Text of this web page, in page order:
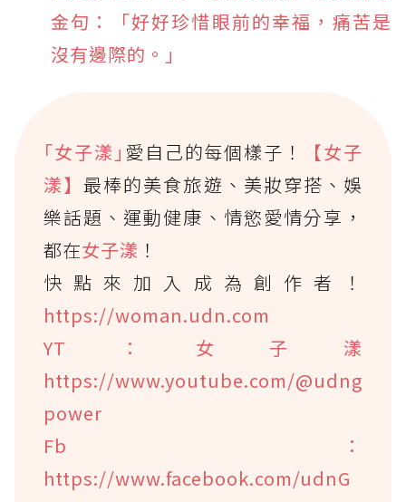
金句：「好好珍惜眼前的幸福，痛苦是
沒有邊際的。」
｢女子漾｣ 愛自己的每個樣子！
【女子
漾】最棒的美食旅遊、美妝穿搭、娛
樂話題、運動健康、情慾愛情分享，
都在女子漾 ！
快點來加入成為創作者！
https://woman.udn.com
YT：女子漾
https://www.youtube.com/@udng
power
Fb：
https://www.facebook.com/udnG